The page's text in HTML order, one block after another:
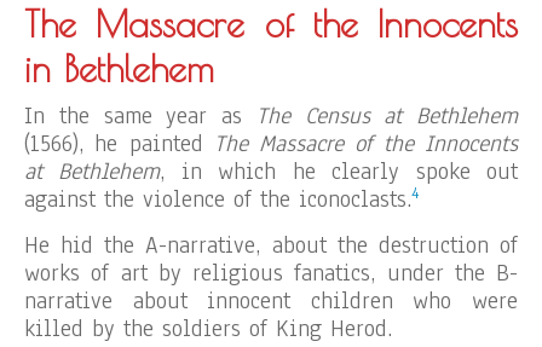
The Massacre of the Innocents
in Bethlehem
In the same year as The Census at Bethlehem
(1566), he painted The Massacre of the Innocents
at Bethlehem, in which he clearly spoke out
against the violence of the iconoclasts.4
He hid the A-narrative, about the destruction of
works of art by religious fanatics, under the B-
narrative about innocent children who were
killed by the soldiers of King Herod.